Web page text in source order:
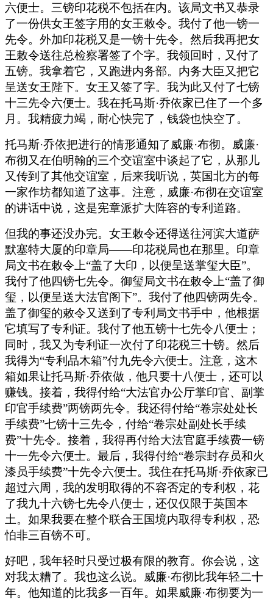
六便士。三镑印花税不包括在内。该局文书又恭录
了一份供女王签字用的女王敕令。我付了他一镑一
先令。外加印花税又是一镑十先令。然后我再把女
王敕令送往总检察署签了个字。我领回时，又付了
五镑。我拿着它，又跑进内务部。内务大臣又把它
呈送女王陛下。女王又签了字。我为此又付了七镑
十三先令六便士。我在托马斯·乔依家已住了一个多
月。我精疲力竭，耐心快完了，钱袋也快空了。
托马斯·乔依把进行的情形通知了威廉·布彻。威廉·
布彻又在伯明翰的三个交谊室中谈起了它，从那儿
又传到了其他交谊室，后来我听说，英国北方的每
一家作坊都知道了这事。注意，威廉·布彻在交谊室
的讲话中说，这是宪章派扩大阵容的专利道路。
但我的事还没办完。女王敕令还得送往河滨大道萨
默塞特大厦的印章局——印花税局也在那里。印章
局文书在敕令上“盖了大印，以便呈送掌玺大臣”。
我付了他四镑七先令。御玺局文书在敕令上“盖了御
玺，以便呈送大法官阁下”。我付了他四镑两先令。
盖了御玺的敕令又送到了专利局文书手中，他根据
它填写了专利证。我付了他五镑十七先令八便士；
同时，我又为专利证一次付了印花税三十镑。然后
我得为“专利品木箱”付九先令六便士。注意，这木
箱如果让托马斯·乔依做，他只要十八便士，还可以
赚钱。接着，我得付给“大法官办公厅掌印官、副掌
印官手续费”两镑两先令。我还得付给“卷宗处处长
手续费”七镑十三先令，付给“卷宗处副处长手续
费”十先令。接着，我得再付给大法官庭手续费一镑
十一先令六便士。最后，我得付给“卷宗封存员和火
漆员手续费”十先令六便士。我住在托马斯·乔依家已
超过六周，我的发明取得的不容否定的专利权，花
了我九十六镑七先令八便士，还仅仅限于英国本
土。如果我要在整个联合王国境内取得专利权，恐
怕非三百镑不可。
好吧，我年轻时只受过极有限的教育。你会说，这
对我太糟了。我也这么说。威廉·布彻比我年轻二十
年。他知道的比我多一百年。如果威廉·布彻要为一